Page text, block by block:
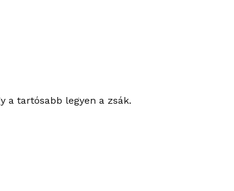
a tartósabb legyen a zsák.